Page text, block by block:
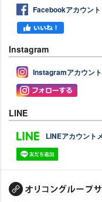
Facebookアカウント
Instagram
Instagramアカウント
LINE
LINEアカウント